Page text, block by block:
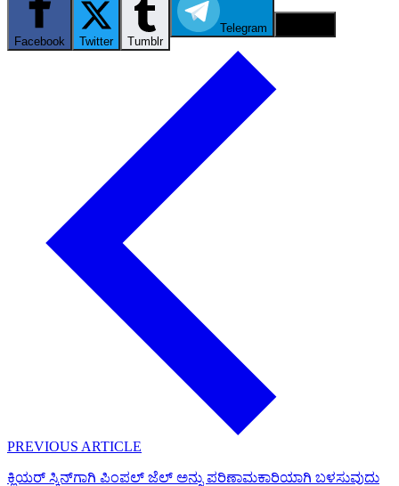
Facebook Twitter Tumblr
Telegram
PREVIOUS ARTICLE
ಕ್ಲಿಯರ್ ಸ್ಕಿನ್‌ಗಾಗಿ ಪಿಂಪಲ್ ಜೆಲ್ ಅನ್ನು ಪರಿಣಾಮಕಾರಿಯಾಗಿ ಬಳಸುವುದು